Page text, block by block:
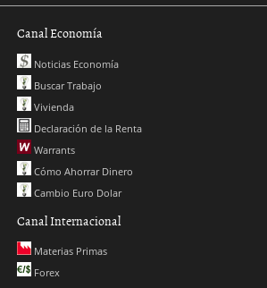
Canal Economía
Noticias Economía
Buscar Trabajo
Vivienda
Declaración de la Renta
Warrants
Cómo Ahorrar Dinero
Cambio Euro Dolar
Canal Internacional
Materias Primas
Forex